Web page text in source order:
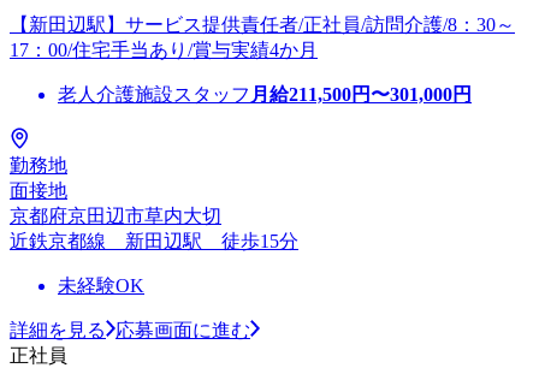
【新田辺駅】サービス提供責任者/正社員/訪問介護/8：30～
17：00/住宅手当あり/賞与実績4か月
老人介護施設スタッフ 月給211,500円〜301,000円
勤務地
面接地
京都府京田辺市草内大切
近鉄京都線 新田辺駅 徒歩15分
未経験OK
詳細を見る
応募画面に進む
正社員